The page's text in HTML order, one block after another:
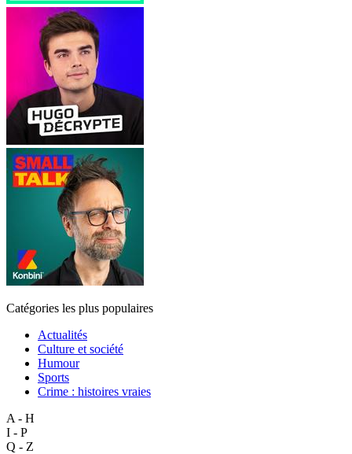
Catégories les plus populaires
Actualités
Culture et société
Humour
Sports
Crime : histoires vraies
A - H
I - P
Q - Z